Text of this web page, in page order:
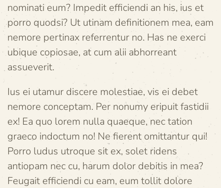
nominati eum? Impedit efficiendi an his, ius et
porro quodsi? Ut utinam definitionem mea, eam
nemore pertinax referrentur no. Has ne exerci
ubique copiosae, at cum alii abhorreant
assueverit.
Ius ei utamur discere molestiae, vis ei debet
nemore conceptam. Per nonumy eripuit fastidii
ex! Ea quo lorem nulla quaeque, nec tation
graeco indoctum no! Ne fierent omittantur qui!
Porro ludus utroque sit ex, solet ridens
antiopam nec cu, harum dolor debitis in mea?
Feugait efficiendi cu eam, eum tollit dolore